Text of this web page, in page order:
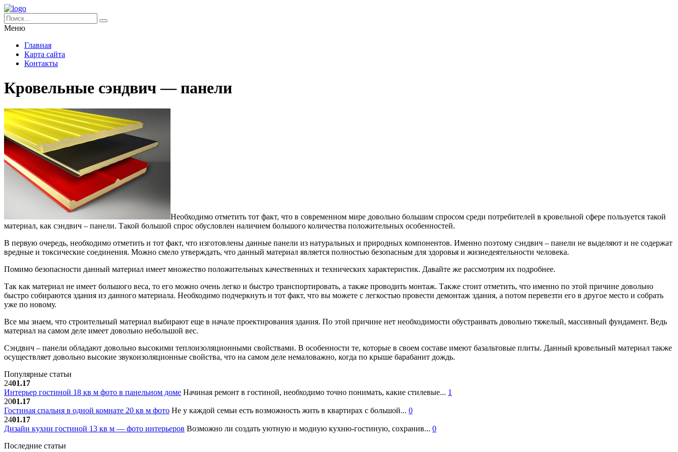
Меню
Главная
Карта сайта
Контакты
Кровельные сэндвич — панели
Необходимо отметить тот факт, что в современном мире довольно большим спросом среди потребителей в кровельной сфере пользуется такой
материал, как сэндвич – панели. Такой большой спрос обусловлен наличием большого количества положительных особенностей.
В первую очередь, необходимо отметить и тот факт, что изготовлены данные панели из натуральных и природных компонентов. Именно поэтому сэндвич – панели не выделяют и не содержат
вредные и токсические соединения. Можно смело утверждать, что данный материал является полностью безопасным для здоровья и жизнедеятельности человека.
Помимо безопасности данный материал имеет множество положительных качественных и технических характеристик. Давайте же рассмотрим их подробнее.
Так как материал не имеет большого веса, то его можно очень легко и быстро транспортировать, а также проводить монтаж. Также стоит отметить, что именно по этой причине довольно
быстро собираются здания из данного материала. Необходимо подчеркнуть и тот факт, что вы можете с легкостью провести демонтаж здания, а потом перевезти его в другое место и собрать
уже по новому.
Все мы знаем, что строительный материал выбирают еще в начале проектирования здания. По этой причине нет необходимости обустраивать довольно тяжелый, массивный фундамент. Ведь
материал на самом деле имеет довольно небольшой вес.
Сэндвич – панели обладают довольно высокими теплоизоляционными свойствами. В особенности те, которые в своем составе имеют базальтовые плиты. Данный кровельный материал также
осуществляет довольно высокие звукоизоляционные свойства, что на самом деле немаловажно, когда по крыше барабанит дождь.
Популярные статьи
2401.17
Интерьер гостиной 18 кв м фото в панельном доме Начиная ремонт в гостиной, необходимо точно понимать, какие стилевые... 1
2001.17
Гостиная спальня в одной комнате 20 кв м фото Не у каждой семьи есть возможность жить в квартирах с большой... 0
2401.17
Дизайн кухни гостиной 13 кв м — фото интерьеров Возможно ли создать уютную и модную кухню-гостиную, сохранив... 0
Последние статьи